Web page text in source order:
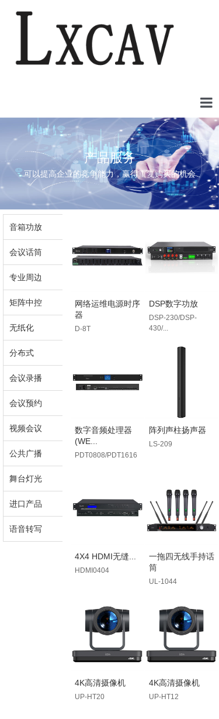
首页
案
产
新
联
可以提高企业的竞争能力，赢得重复购买的机会
产品服务
产品中心
音箱功放
会议话筒
专业周边
矩阵中控
无纸化
分布式
会议录播
会议预约
视频会议
公共广播
舞台灯光
进口产品
语音转写
网络运维电源时序
器
D-8T
DSP数字功放
DSP-230/DSP-
430/...
数字音频处理器
(WE...
PDT0808/PDT1616
阵列声柱扬声器
LS-209
4X4 HDMI无缝...
HDMI0404
一拖四无线手持话
筒
UL-1044
4K高清摄像机
UP-HT20
4K高清摄像机
UP-HT12